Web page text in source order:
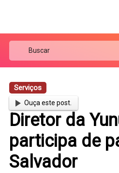
Serviços
Ouça este post.
Diretor da
participa de
Salvador